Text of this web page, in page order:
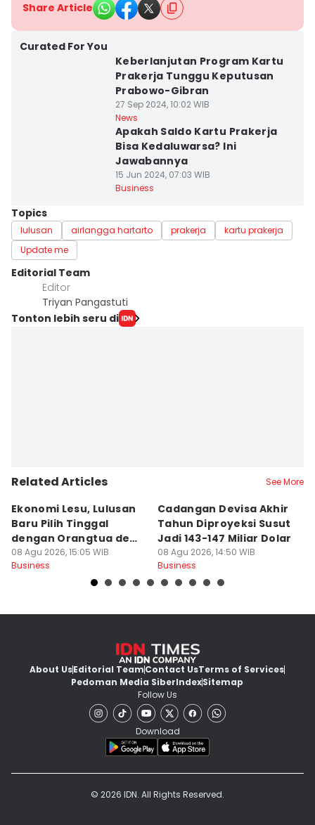
Share Article
Curated For You
Keberlanjutan Program Kartu
Prakerja Tunggu Keputusan
Prabowo-Gibran
27 Sep 2024, 10:02 WIB
News
Apakah Saldo Kartu Prakerja
Bisa Kedaluwarsa? Ini
Jawabannya
15 Jun 2024, 07:03 WIB
Business
Topics
lulusan airlangga hartarto prakerja
kartu prakerja
Update me
Editorial Team
Editor
Triyan Pangastuti
Tonton lebih seru di
Related Articles See More
Ekonomi Lesu, Lulusan
Baru Pilih Tinggal
dengan Orangtua demi
Berhemat
08 Agu 2026, 15:05 WIB
Business
Cadangan Devisa Akhir
Tahun Diproyeksi Susut
Jadi 143-147 Miliar Dolar
08 Agu 2026, 14:50 WIB
Business
About UsEditorial TeamContact UsTerms of Services
Pedoman Media SiberIndexSitemap
Follow Us
Download
© 2026 IDN. All Rights Reserved.